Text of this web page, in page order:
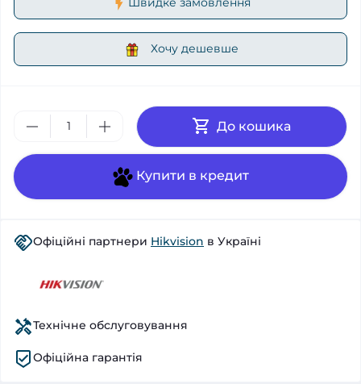
Хочу дешевше
До кошика
Купити в кредит
Офіційні партнери Hikvision в Україні
Технічне обслуговування
Офіційна гарантія